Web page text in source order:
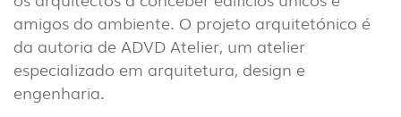
amigos do ambiente. O projeto arquitetónico é
da autoria de ADVD Atelier, um atelier
especializado em arquitetura, design e
engenharia.